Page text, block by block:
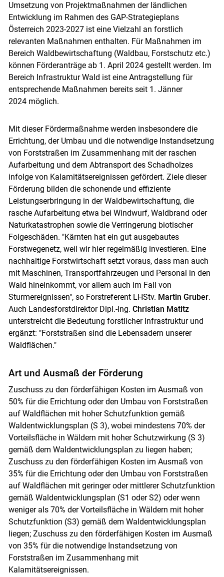
Umsetzung von Projektmaßnahmen der ländlichen
Entwicklung im Rahmen des GAP-Strategieplans
Österreich 2023-2027 ist eine Vielzahl an forstlich
relevanten Maßnahmen enthalten. Für Maßnahmen im
Bereich Waldbewirtschaftung (Waldbau, Forstschutz etc.)
können Förderanträge ab 1. April 2024 gestellt werden. Im
Bereich Infrastruktur Wald ist eine Antragstellung für
entsprechende Maßnahmen bereits seit 1. Jänner
2024 möglich.
Mit dieser Fördermaßnahme werden insbesondere die
Errichtung, der Umbau und die notwendige Instandsetzung
von Forststraßen im Zusammenhang mit der raschen
Aufarbeitung und dem Abtransport des Schadholzes
infolge von Kalamitätsereignissen gefördert. Ziele dieser
Förderung bilden die schonende und effiziente
Leistungserbringung in der Waldbewirtschaftung, die
rasche Aufarbeitung etwa bei Windwurf, Waldbrand oder
Naturkatastrophen sowie die Verringerung biotischer
Folgeschäden. "Kärnten hat ein gut ausgebautes
Forstwegenetz, weil wir hier regelmäßig investieren. Eine
nachhaltige Forstwirtschaft setzt voraus, dass man auch
mit Maschinen, Transportfahrzeugen und Personal in den
Wald hineinkommt, vor allem auch im Fall von
Sturmereignissen", so Forstreferent LHStv. Martin Gruber.
Auch Landesforstdirektor Dipl.-Ing. Christian Matitz
unterstreicht die Bedeutung forstlicher Infrastruktur und
ergänzt: "Forststraßen sind die Lebensadern unserer
Waldflächen."
Art und Ausmaß der Förderung
Zuschuss zu den förderfähigen Kosten im Ausmaß von
50% für die Errichtung oder den Umbau von Forststraßen
auf Waldflächen mit hoher Schutzfunktion gemäß
Waldentwicklungsplan (S 3), wobei mindestens 70% der
Vorteilsfläche in Wäldern mit hoher Schutzwirkung (S 3)
gemäß dem Waldentwicklungsplan zu liegen haben;
Zuschuss zu den förderfähigen Kosten im Ausmaß von
35% für die Errichtung oder den Umbau von Forststraßen
auf Waldflächen mit geringer oder mittlerer Schutzfunktion
gemäß Waldentwicklungsplan (S1 oder S2) oder wenn
weniger als 70% der Vorteilsfläche in Wäldern mit hoher
Schutzfunktion (S3) gemäß dem Waldentwicklungsplan
liegen; Zuschuss zu den förderfähigen Kosten im Ausmaß
von 35% für die notwendige Instandsetzung von
Forststraßen im Zusammenhang mit
Kalamitätsereignissen.